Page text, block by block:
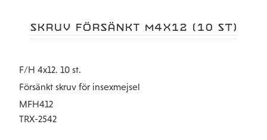
SKRUV FÖRSÄNKT M4X12 (10 ST)
F/H 4x12. 10 st.
Försänkt skruv för insexmejsel
MFH412
TRX-2542